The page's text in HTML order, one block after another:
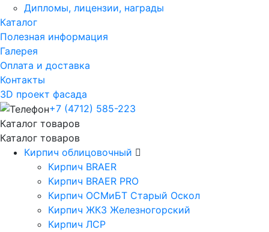
Дипломы, лицензии, награды
Каталог
Полезная информация
Галерея
Оплата и доставка
Контакты
3D проект фасада
+7 (4712) 585-223
Каталог товаров
Каталог товаров
Кирпич облицовочный
Кирпич BRAER
Кирпич BRAER PRO
Кирпич ОСМиБТ Старый Оскол
Кирпич ЖКЗ Железногорский
Кирпич ЛСР